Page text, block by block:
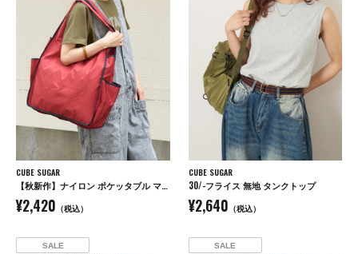
CUBE SUGAR
【秋新作】ナイロン ポケッタブル マルシェ バッグ
¥2,420 （税込）
CUBE SUGAR
30/-フライス 無地 タンクトップ
¥2,640 （税込）
SALE SALE